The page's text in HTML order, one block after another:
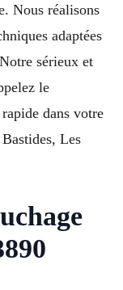
Nous réalisons
adaptées
sérieux et
le
dans votre
Les